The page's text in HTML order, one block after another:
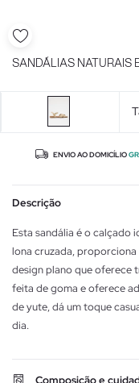
SANDÁLIAS NATURAIS
ENVIO AO DOMICÍLIO
Descrição
Esta sandália é o calçado
lona cruzada,
design plano que oferece
feita de goma e oferece
de yute, dá um toque
dia.
Composição e